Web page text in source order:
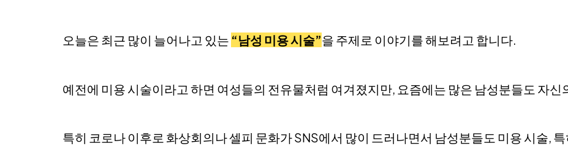
오늘은 최근 많이 늘어나고 있는 “남성 미용 시술”을 주제로 이야기를 해보려고 합니다.
예전에 미용 시술이라고 하면 여성들의 전유물처럼 여겨졌지만, 요즘에는 많은 남성분들도 자신
특히 코로나 이후로 화상회의나 셀피 문화가 SNS에서 많이 드러나면서 남성분들도 미용 시술,